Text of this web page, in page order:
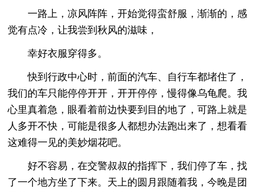
一路上，凉风阵阵，开始觉得蛮舒服，渐渐的，感
觉有点冷，让我尝到秋风的滋味，
幸好衣服穿得多。
快到行政中心时，前面的汽车、自行车都堵住了，
我们的车只能停停开开，开开停停，慢得像乌龟爬。我
心里真着急，眼看着前边快要到目的地了，可路上就是
人多开不快，可能是很多人都想办法跑出来了，想看看
这难得一见的美妙烟花吧。
好不容易，在交警叔叔的指挥下，我们停了车，找
了一个地方坐了下来。天上的圆月跟随着我，今晚是团